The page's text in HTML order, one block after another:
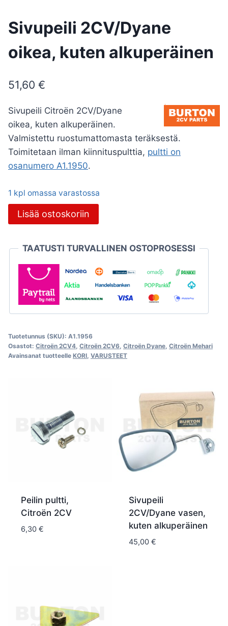
Sivupeili 2CV/Dyane
oikea, kuten alkuperäinen
51,60 €
Sivupeili Citroën 2CV/Dyane
oikea, kuten alkuperäinen.
Valmistettu ruostumattomasta teräksestä.
Toimitetaan ilman kiinnituspulttia, pultti on
osanumero A1.1950.
1 kpl omassa varastossa
Sivupeili
2CV/Dyane
kuten
alkuperäinen
määrä
Lisää ostoskoriin
TAATUSTI TURVALLINEN OSTOPROSESSI
Tuotetunnus (SKU): A1.1956
Osastot: Citroën 2CV4 Citroën 2CV6 Citroën Dyane Citroën Mehari
Avainsanat tuotteelle KORI VARUSTEET
Peilin pultti,
Citroën 2CV
6,30 €
Sivupeili
2CV/Dyane vasen,
kuten alkuperäinen
45,00 €